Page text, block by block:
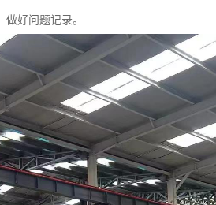
好问题记录。